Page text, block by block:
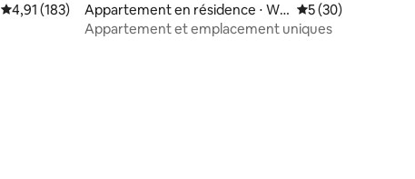
Évaluation moyenne sur la base de 183 commentaires : 4,91 sur 5
4,91 (183)
Appartement en résidence ⋅ Wo
olloomooloo
Évaluation
5 (30)
Appartement et emplacement uniques